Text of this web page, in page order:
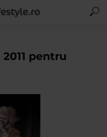
pentru